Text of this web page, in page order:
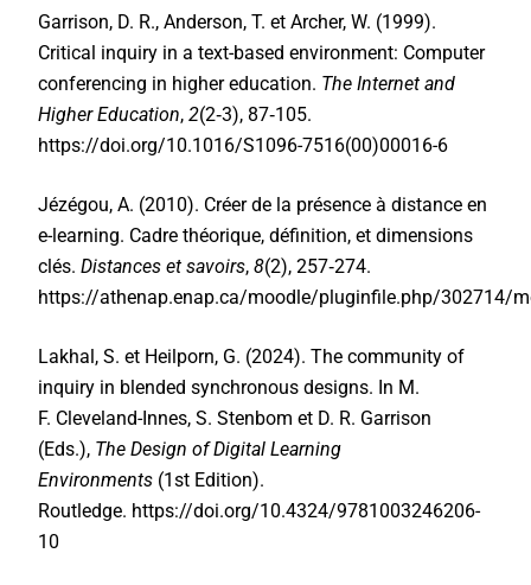
Garrison, D. R., Anderson, T. et Archer, W. (1999).
Critical inquiry in a text-based environment: Computer
conferencing in higher education. The Internet and
Higher Education,2(2‑3), 87‑105.
https://doi.org/10.1016/S1096-7516(00)00016-6
Jézégou, A. (2010). Créer de la présence à distance en
e-learning. Cadre théorique, définition, et dimensions
clés.Distances et savoirs,8(2), 257‑274.
https://athenap.enap.ca/moodle/pluginfile.php/302714/
Lakhal, S. et Heilporn, G. (2024). The community of
inquiry in blended synchronous designs. In M.
F. Cleveland-Innes,S. Stenbom et D. R. Garrison
(Eds.), The Design of Digital Learning
Environments (1st Edition).
Routledge. https://doi.org/10.4324/9781003246206-
10